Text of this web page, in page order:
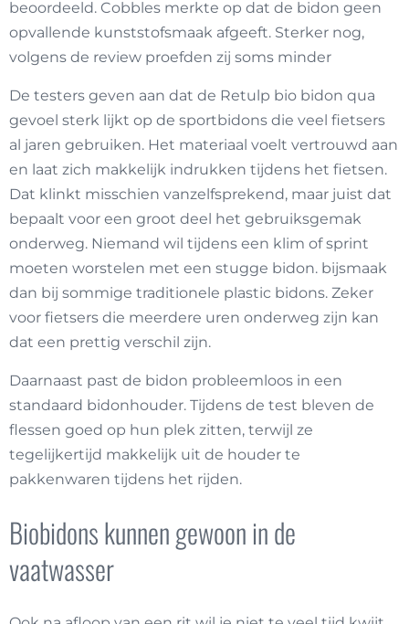
beoordeeld. Cobbles merkte op dat de bidon geen
opvallende kunststofsmaak afgeeft. Sterker nog,
volgens de review proefden zij soms minder
De testers geven aan dat de Retulp bio bidon qua
gevoel sterk lijkt op de sportbidons die veel fietsers
al jaren gebruiken. Het materiaal voelt vertrouwd aan
en laat zich makkelijk indrukken tijdens het fietsen.
Dat klinkt misschien vanzelfsprekend, maar juist dat
bepaalt voor een groot deel het gebruiksgemak
onderweg. Niemand wil tijdens een klim of sprint
moeten worstelen met een stugge bidon. bijsmaak
dan bij sommige traditionele plastic bidons. Zeker
voor fietsers die meerdere uren onderweg zijn kan
dat een prettig verschil zijn.
Daarnaast past de bidon probleemloos in een
standaard bidonhouder. Tijdens de test bleven de
flessen goed op hun plek zitten, terwijl ze
tegelijkertijd makkelijk uit de houder te
pakkenwaren tijdens het rijden.
Biobidons kunnen gewoon in de
vaatwasser